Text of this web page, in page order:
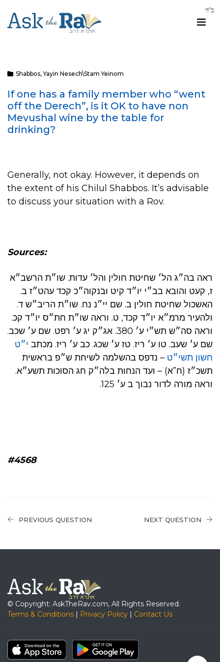
Shabbos,Yayin Nesech\Stam Yeinom
If one has a family member who “went
off the Derech”, is it OK to have non
Mevushal wine by the table for
drinking?
Generally, not okay. However, it depends on
the extent of his Chilul Shabbos. It’s advisable
to discuss your situation with a Rov.
Sources:
ראה בה״ג הל׳ שחיטת חולין והל׳ עדות. שו״ת הרשב״א
ז, קעט והובא בב״י יו״ד קיט ובנקוה״כ קכד עהט״ז ב.
האשכול שחיטת חולין ב. שם יי״נ נח. שו״ת הריב״ש ד.
ולהעיר מרמ״א יו״ד קכד, ט. וראה שו״ת חת״ס יו״ד קכ.
וראה סה״ש תש״י ע׳ 380. אג״ק יג ע׳ רפט. שם ע׳ שכב.
שם ע׳ שעב. טו ע׳ ריז. טז ע׳ שכג. כב ע׳ ריז. מכתב י״ט
חשון תשי״ט – נדפס בהשלמה לשיחת ש״פ בראשית
תשכ״ז (ח”א) – ועד הנחות בלה״ק חג הסוכות תשע״א.
וראה מורה לדור נבוך ב ע׳ 125.
#4568
PREVIOUS QUESTION NEXT QUESTION
© Copyright: AskTheRav.com, All Rights Reserved.
Terms & Conditions | Privacy Policy | Contact Us